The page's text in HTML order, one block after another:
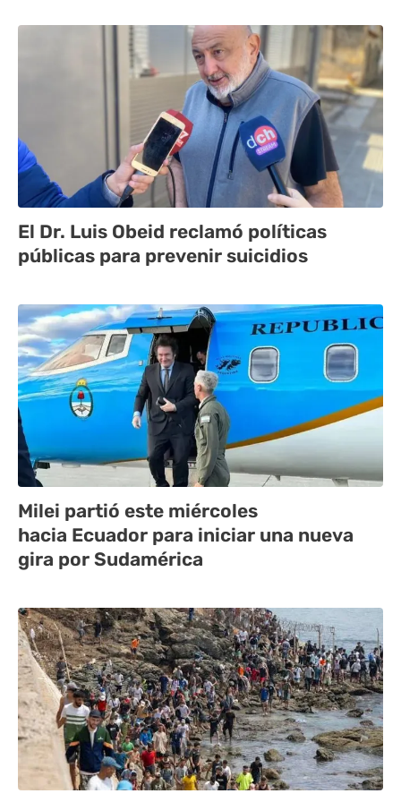
El Dr. Luis Obeid reclamó políticas
públicas para prevenir suicidios
Milei partió este miércoles
hacia Ecuador para iniciar una nueva
gira por Sudamérica